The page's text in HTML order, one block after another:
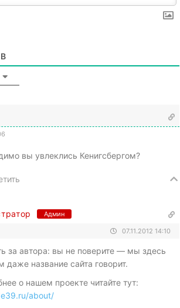
вы увлеклись Кенигсбергом?
Админ
07.11.2012 14:10
за автора: вы не поверите — мы здесь
даже название сайта говорит.
о нашем проекте читайте тут:
about/